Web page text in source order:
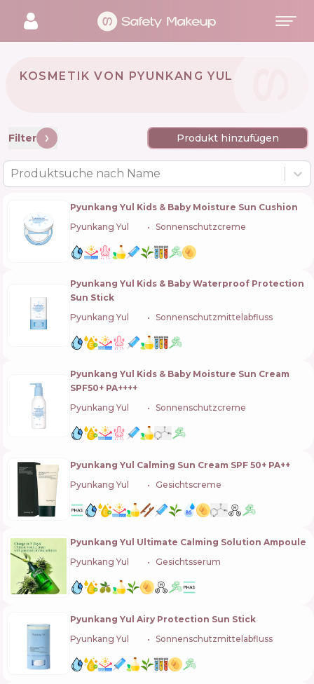
KOSMETIK VON PYUNKANG YUL
Filter Produkt hinzufügen
Produktsuche nach Name
Pyunkang Yul Kids & Baby Moisture Sun Cushion
Pyunkang Yul
Sonnenschutzcreme
Pyunkang Yul Kids & Baby Waterproof Protection
Sun Stick
Pyunkang Yul
Sonnenschutzmittelabfluss
Pyunkang Yul Kids & Baby Moisture Sun Cream
SPF50+ PA++++
Pyunkang Yul
Sonnenschutzcreme
Pyunkang Yul Calming Sun Cream SPF 50+ PA++
Pyunkang Yul
Gesichtscreme
Pyunkang Yul Ultimate Calming Solution Ampoule
Pyunkang Yul
Gesichtsserum
Pyunkang Yul Airy Protection Sun Stick
Pyunkang Yul
Sonnenschutzmittelabfluss